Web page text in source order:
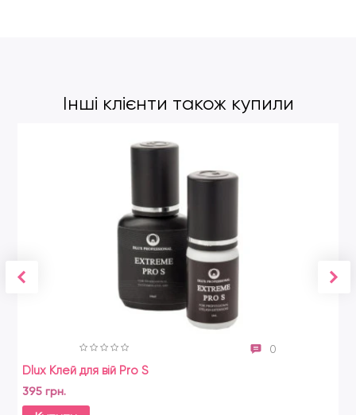
Інші клієнти також купили
0
Dlux Клей для вій Pro S
395 грн.